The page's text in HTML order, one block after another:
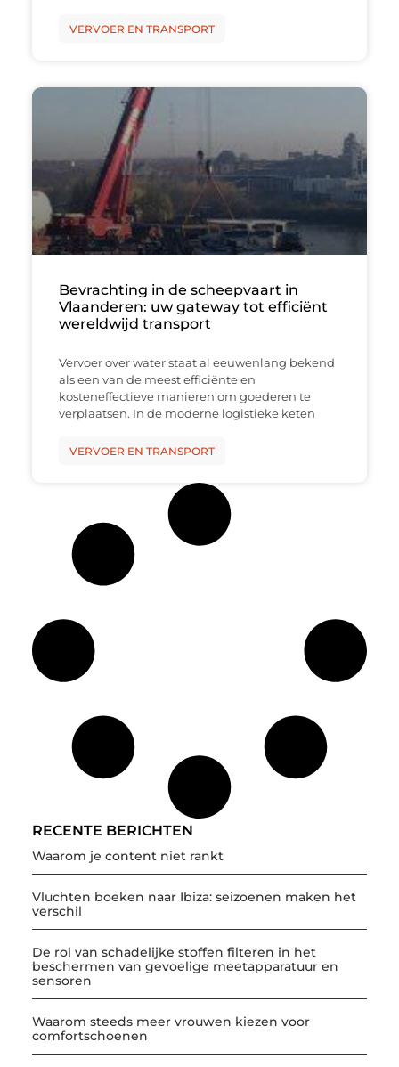
RECENTE BERICHTEN
Waarom je content niet rankt
Vluchten boeken naar Ibiza: seizoenen maken het
verschil
De rol van schadelijke stoffen filteren in het
beschermen van gevoelige meetapparatuur en
sensoren
Waarom steeds meer vrouwen kiezen voor
comfortschoenen
VERVOER EN TRANSPORT
Bevrachting in de scheepvaart in
Vlaanderen: uw gateway tot efficiënt
wereldwijd transport
Vervoer over water staat al eeuwenlang bekend
als een van de meest efficiënte en
kosteneffectieve manieren om goederen te
verplaatsen. In de moderne logistieke keten
VERVOER EN TRANSPORT